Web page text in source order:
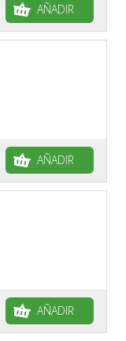
AÑADIR
AÑADIR
AÑADIR